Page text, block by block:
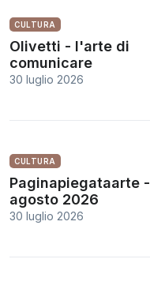
CULTURA
Olivetti - l'arte di
comunicare
30 luglio 2026
CULTURA
Paginapiegataarte -
agosto 2026
30 luglio 2026